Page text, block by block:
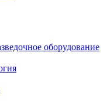
оборудование